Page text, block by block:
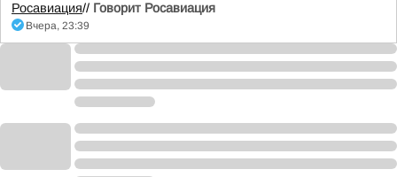
Росавиация// Говорит Росавиация
Вчера, 23:39